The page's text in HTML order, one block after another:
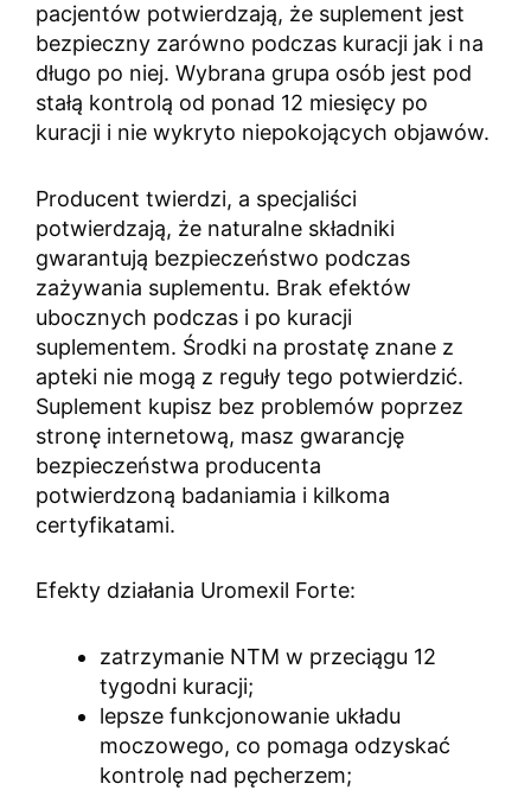
pacjentów potwierdzają, że suplement jest
bezpieczny zarówno podczas kuracji jak i na
długo po niej. Wybrana grupa osób jest pod
stałą kontrolą od ponad 12 miesięcy po
kuracji i nie wykryto niepokojących objawów.
Producent twierdzi, a specjaliści
potwierdzają, że naturalne składniki
gwarantują bezpieczeństwo podczas
zażywania suplementu. Brak efektów
ubocznych podczas i po kuracji
suplementem. Środki na prostatę znane z
apteki nie mogą z reguły tego potwierdzić.
Suplement kupisz bez problemów poprzez
stronę internetową, masz gwarancję
bezpieczeństwa producenta
potwierdzoną badaniamia i kilkoma
certyfikatami.
Efekty działania Uromexil Forte:
zatrzymanie NTM w przeciągu 12
tygodni kuracji;
lepsze funkcjonowanie układu
moczowego, co pomaga odzyskać
kontrolę nad pęcherzem;